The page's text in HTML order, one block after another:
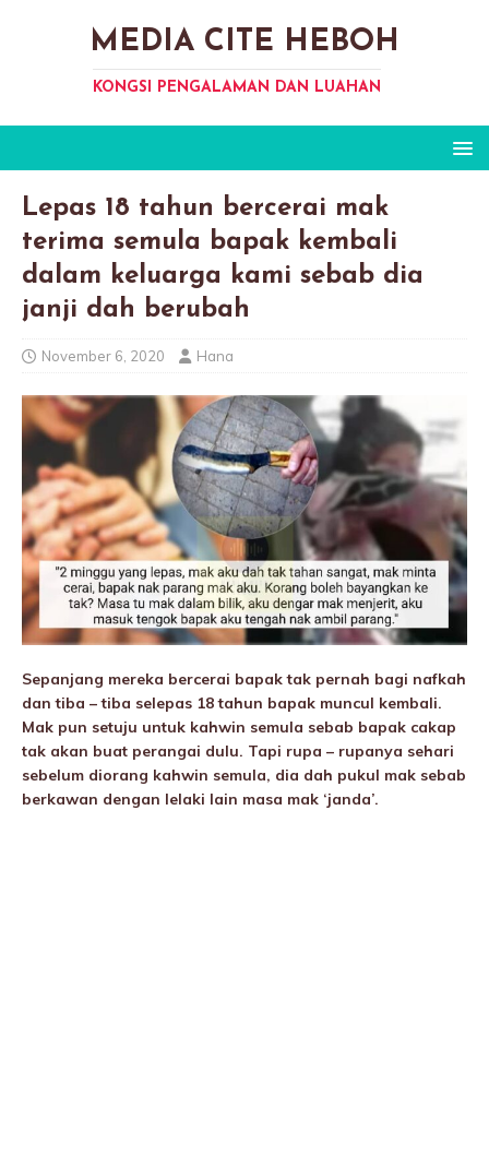
MEDIA CITE HEBOH
KONGSI PENGALAMAN DAN LUAHAN
Lepas 18 tahun bercerai mak
terima semula bapak kembali
dalam keluarga kami sebab dia
janji dah berubah
November 6, 2020 Hana
Sepanjang mereka bercerai bapak tak pernah bagi nafkah
dan tiba – tiba selepas 18 tahun bapak muncul kembali.
Mak pun setuju untuk kahwin semula sebab bapak cakap
tak akan buat perangai dulu. Tapi rupa – rupanya sehari
sebelum diorang kahwin semula, dia dah pukuI mak sebab
berkawan dengan lelaki lain masa mak ‘janda’.